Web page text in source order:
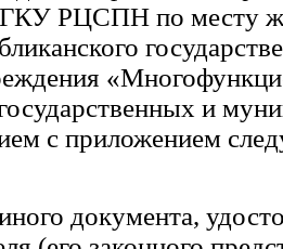
РЦСПН по месту
и
с приложением
документа,